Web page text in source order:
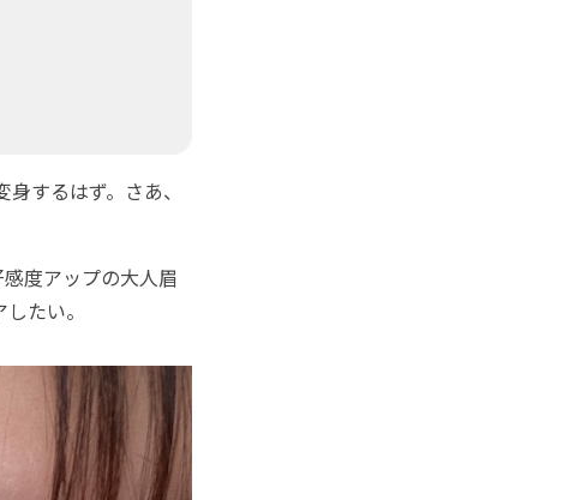
するはず。さあ、
度アップの大人眉
たい。